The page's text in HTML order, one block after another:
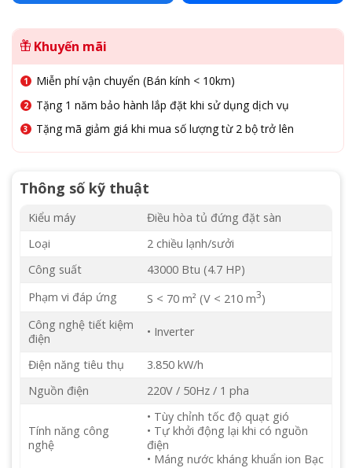
Khuyến mãi
Miễn phí vận chuyển (Bán kính < 10km)
Tặng 1 năm bảo hành lắp đặt khi sử dụng dịch vụ
Tặng mã giảm giá khi mua số lượng từ 2 bộ trở lên
Thông số kỹ thuật
Kiểu máy
Điều hòa tủ đứng đặt sàn
Loại
2 chiều lạnh/sưởi
Công suất
43000 Btu (4.7 HP)
Phạm vi đáp ứng
S < 70 m² (V < 210 m3)
Công nghệ tiết kiệm
điện
• Inverter
Điện năng tiêu thụ
3.850 kW/h
Nguồn điện
220V / 50Hz / 1 pha
Tính năng công
nghệ
• Tùy chỉnh tốc độ quạt gió
• Tự khởi động lại khi có nguồn
điện
• Máng nước kháng khuẩn ion Bạc